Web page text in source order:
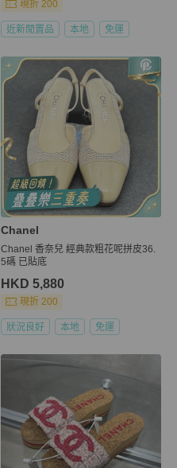
現折 200
近新閒置品 本地 免運
Chanel
Chanel 香奈兒 經典款粗花呢拼皮36.
5碼 已貼底
HKD 5,880
現折 200
狀況良好 本地 免運